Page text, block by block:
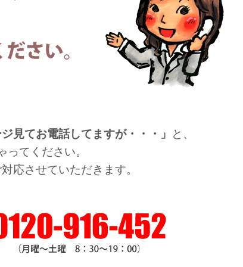
見てお電話してますが・・・」
と、
ってください。
応させていただきます。